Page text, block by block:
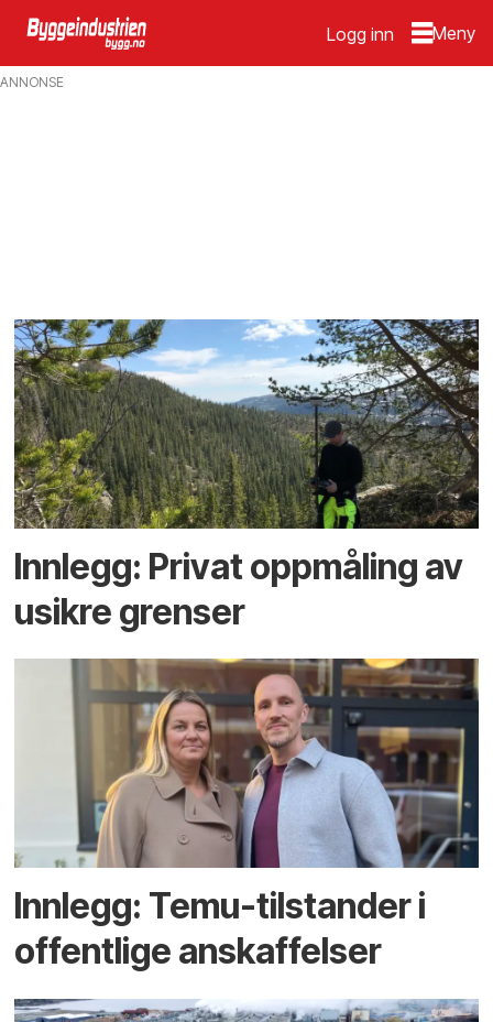
Logg inn
Emne:
ANNONSE
Innlegg: Privat oppmåling av
usikre grenser
Innlegg: Temu-tilstander i
offentlige anskaffelser